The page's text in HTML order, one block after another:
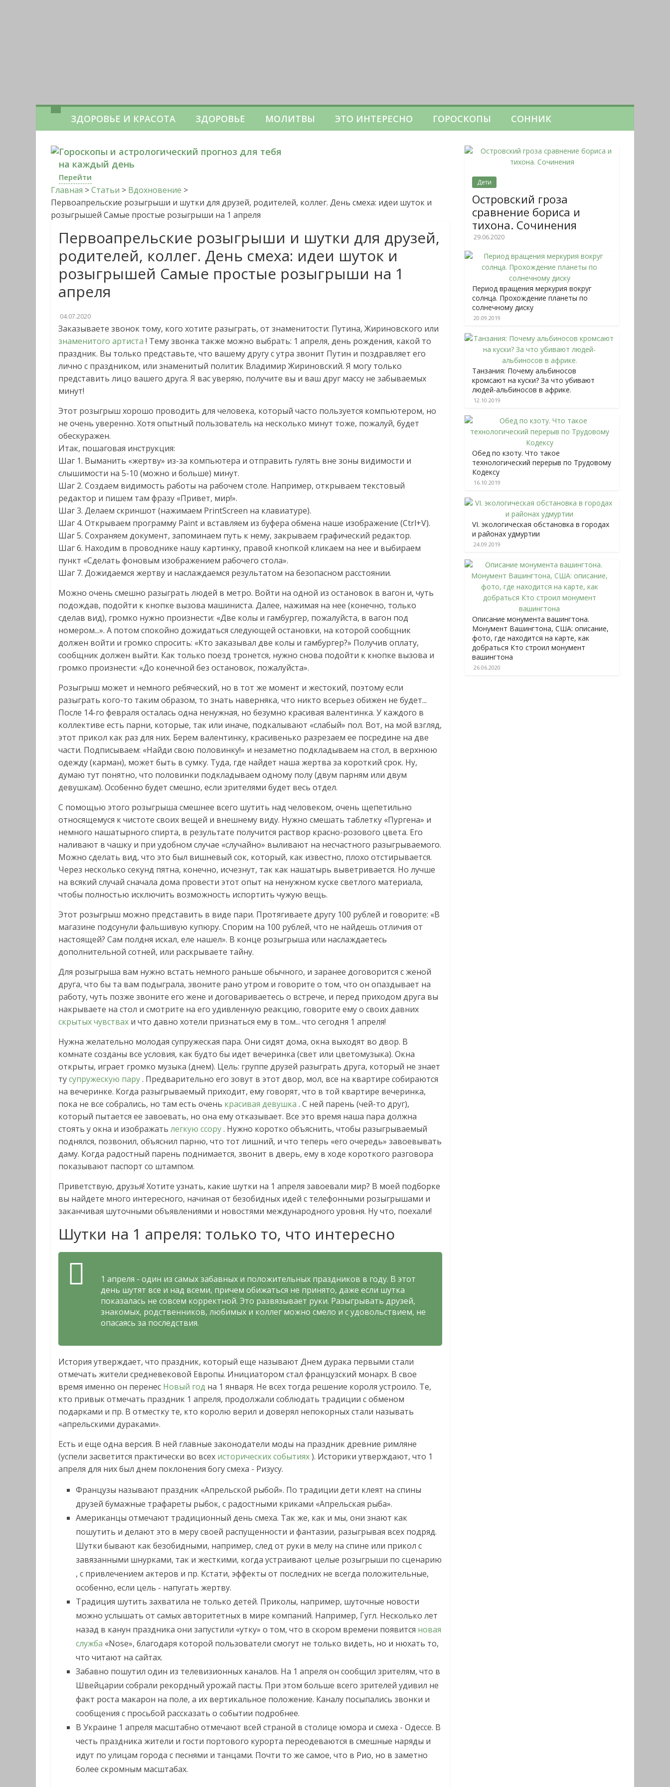
ЗДОРОВЬЕ И КРАСОТА ЗДОРОВЬЕ МОЛИТВЫ ЭТО ИНТЕРЕСНО ГОРОСКОПЫ СОННИК
Гороскопы и астрологический прогноз для тебя
на каждый день
Перейти
Главная >Статьи > Вдохновение >
Первоапрельские розыгрыши и шутки для друзей, родителей, коллег. День смеха: идеи шуток и
розыгрышей Самые простые розыгрыши на 1 апреля
Первоапрельские розыгрыши и шутки для друзей,
родителей, коллег. День смеха: идеи шуток и
розыгрышей Самые простые розыгрыши на 1
апреля
04.07.2020
Заказываете звонок тому, кого хотите разыграть, от знаменитости: Путина, Жириновского или
знаменитого артиста ! Тему звонка также можно выбрать: 1 апреля, день рождения, какой то
праздник. Вы только представьте, что вашему другу с утра звонит Путин и поздравляет его
лично с праздником, или знаменитый политик Владимир Жириновский. Я могу только
представить лицо вашего друга. Я вас уверяю, получите вы и ваш друг массу не забываемых
минут!
Этот розыгрыш хорошо проводить для человека, который часто пользуется компьютером, но
не очень уверенно. Хотя опытный пользователь на несколько минут тоже, пожалуй, будет
обескуражен.
Итак, пошаговая инструкция:
Шаг 1. Выманить «жертву» из-за компьютера и отправить гулять вне зоны видимости и
слышимости на 5-10 (можно и больше) минут.
Шаг 2. Создаем видимость работы на рабочем столе. Например, открываем текстовый
редактор и пишем там фразу «Привет, мир!».
Шаг 3. Делаем скриншот (нажимаем PrintScreen на клавиатуре).
Шаг 4. Открываем программу Paint и вставляем из буфера обмена наше изображение (Ctrl+V).
Шаг 5. Сохраняем документ, запоминаем путь к нему, закрываем графический редактор.
Шаг 6. Находим в проводнике нашу картинку, правой кнопкой кликаем на нее и выбираем
пункт «Сделать фоновым изображением рабочего стола».
Шаг 7. Дожидаемся жертву и наслаждаемся результатом на безопасном расстоянии.
Можно очень смешно разыграть людей в метро. Войти на одной из остановок в вагон и, чуть
подождав, подойти к кнопке вызова машиниста. Далее, нажимая на нее (конечно, только
сделав вид), громко нужно произнести: «Две колы и гамбургер, пожалуйста, в вагон под
номером...». А потом спокойно дожидаться следующей остановки, на которой сообщник
должен войти и громко спросить: «Кто заказывал две колы и гамбургер?» Получив оплату,
сообщник должен выйти. Как только поезд тронется, нужно снова подойти к кнопке вызова и
громко произнести: «До конечной без остановок, пожалуйста».
Розыгрыш может и немного ребяческий, но в тот же момент и жестокий, поэтому если
разыграть кого-то таким образом, то знать наверняка, что никто всерьез обижен не будет...
После 14-го февраля осталась одна ненужная, но безумно красивая валентинка. У каждого в
коллективе есть парни, которые, так или иначе, подкалывают «слабый» пол. Вот, на мой взгляд,
этот прикол как раз для них. Берем валентинку, красивенько разрезаем ее посредине на две
части. Подписываем: «Найди свою половинку!» и незаметно подкладываем на стол, в верхнюю
одежду (карман), может быть в сумку. Туда, где найдет наша жертва за короткий срок. Ну,
думаю тут понятно, что половинки подкладываем одному полу (двум парням или двум
девушкам). Особенно будет смешно, если зрителями будет весь отдел.
С помощью этого розыгрыша смешнее всего шутить над человеком, очень щепетильно
относящемуся к чистоте своих вещей и внешнему виду. Нужно смешать таблетку «Пургена» и
немного нашатырного спирта, в результате получится раствор красно-розового цвета. Его
наливают в чашку и при удобном случае «случайно» выливают на несчастного разыгрываемого.
Можно сделать вид, что это был вишневый сок, который, как известно, плохо отстирывается.
Через несколько секунд пятна, конечно, исчезнут, так как нашатырь выветривается. Но лучше
на всякий случай сначала дома провести этот опыт на ненужном куске светлого материала,
чтобы полностью исключить возможность испортить чужую вещь.
Этот розыгрыш можно представить в виде пари. Протягиваете другу 100 рублей и говорите: «В
магазине подсунули фальшивую купюру. Спорим на 100 рублей, что не найдешь отличия от
настоящей? Сам полдня искал, еле нашел». В конце розыгрыша или наслаждаетесь
дополнительной сотней, или раскрываете тайну.
Для розыгрыша вам нужно встать немного раньше обычного, и заранее договорится с женой
друга, что бы та вам подыграла, звоните рано утром и говорите о том, что он опаздывает на
работу, чуть позже звоните его жене и договариваетесь о встрече, и перед приходом друга вы
накрываете на стол и смотрите на его удивленную реакцию, говорите ему о своих давних
скрытых чувствах и что давно хотели признаться ему в том... что сегодня 1 апреля!
Нужна желательно молодая супружеская пара. Они сидят дома, окна выходят во двор. В
комнате созданы все условия, как будто бы идет вечеринка (свет или цветомузыка). Окна
открыты, играет громко музыка (днем). Цель: группе друзей разыграть друга, который не знает
тусупружескую пару. Предварительно его зовут в этот двор, мол, все на квартире собираются
на вечеринке. Когда разыгрываемый приходит, ему говорят, что в той квартире вечеринка,
пока не все собрались, но там есть очень красивая девушка . С ней парень (чей-то друг),
который пытается ее завоевать, но она ему отказывает. Все это время наша пара должна
стоять у окна и изображать легкую ссору. Нужно коротко объяснить, чтобы разыгрываемый
поднялся, позвонил, объяснил парню, что тот лишний, и что теперь «его очередь» завоевывать
даму. Когда радостный парень поднимается, звонит в дверь, ему в ходе короткого разговора
показывают паспорт со штампом.
Приветствую, друзья! Хотите узнать, какие шутки на 1 апреля завоевали мир? В моей подборке
вы найдете много интересного, начиная от безобидных идей с телефонными розыгрышами и
заканчивая шуточными объявлениями и новостями международного уровня. Ну что, поехали!
Шутки на 1 апреля: только то, что интересно
1 апреля - один из самых забавных и положительных праздников в году. В этот
день шутят все и над всеми, причем обижаться не принято, даже если шутка
показалась не совсем корректной. Это развязывает руки. Разыгрывать друзей,
знакомых, родственников, любимых и коллег можно смело и с удовольствием, не
опасаясь за последствия.
История утверждает, что праздник, который еще называют Днем дурака первыми стали
отмечать жители средневековой Европы. Инициатором стал французский монарх. В свое
время именно он перенес Новый год на 1 января. Не всех тогда решение короля устроило. Те,
кто привык отмечать праздник 1 апреля, продолжали соблюдать традиции с обменом
подарками и пр. В отместку те, кто королю верил и доверял непокорных стали называть
«апрельскими дураками».
Есть и еще одна версия. В ней главные законодатели моды на праздник древние римляне
(успели засветится практически во всех исторических событиях). Историки утверждают, что 1
апреля для них был днем поклонения богу смеха - Ризусу.
Французы называют праздник «Апрельской рыбой». По традиции дети клеят на спины
друзей бумажные трафареты рыбок, с радостными криками «Апрельская рыба».
Американцы отмечают традиционный день смеха. Так же, как и мы, они знают как
пошутить и делают это в меру своей распущенности и фантазии, разыгрывая всех подряд.
Шутки бывают как безобидными, например, след от руки в мелу на спине или прикол с
завязанными шнурками, так и жесткими, когда устраивают целые розыгрыши по сценарию
, с привлечением актеров и пр. Кстати, эффекты от последних не всегда положительные,
особенно, если цель - напугать жертву.
Традиция шутить захватила не только детей. Приколы, например, шуточные новости
можно услышать от самых авторитетных в мире компаний. Например, Гугл. Несколько лет
назад в канун праздника они запустили «утку» о том, что в скором времени появится новая
служба «Nose», благодаря которой пользователи смогут не только видеть, но и нюхать то,
что читают на сайтах.
Забавно пошутил один из телевизионных каналов. На 1 апреля он сообщил зрителям, что в
Швейцарии собрали рекордный урожай пасты. При этом больше всего зрителей удивил не
факт роста макарон на поле, а их вертикальное положение. Каналу посыпались звонки и
сообщения с просьбой рассказать о событии подробнее.
В Украине 1 апреля масштабно отмечают всей страной в столице юмора и смеха - Одессе. В
честь праздника жители и гости портового курорта переодеваются в смешные наряды и
идут по улицам города с песнями и танцами. Почти то же самое, что в Рио, но в заметно
более скромным масштабах.
Дети
Островский гроза
сравнение бориса и
тихона. Сочинения
29.06.2020
Период вращения меркурия вокруг
солнца. Прохождение планеты по
солнечному диску
20.09.2019
Танзания: Почему альбиносов
кромсают на куски? За что убивают
людей-альбиносов в африке.
12.10.2019
Обед по кзоту. Что такое
технологический перерыв по Трудовому
Кодексу
16.10.2019
VI. экологическая обстановка в городах
и районах удмуртии
24.09.2019
Описание монумента вашингтона.
Монумент Вашингтона, США: описание,
фото, где находится на карте, как
добраться Кто строил монумент
вашингтона
26.06.2020